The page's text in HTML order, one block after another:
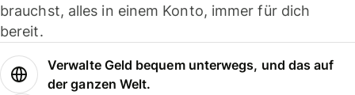
brauchst, alles in einem Konto, immer für dich
bereit.
Verwalte Geld bequem unterwegs, und das auf
der ganzen Welt.